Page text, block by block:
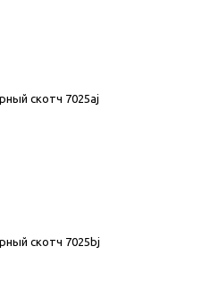
скотч 7025aj
скотч 7025bj